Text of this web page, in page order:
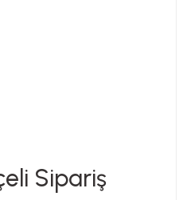
Sipariş